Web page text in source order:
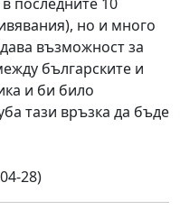
но и много
възможност за
българските и
и би било
тази връзка да бъде
28)